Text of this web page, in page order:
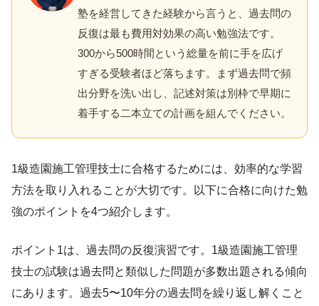
塾を経営してきた経験から言うと、過去問の
反復は最も費用対効果の高い勉強法です。
300から500時間という総量を前に手を広げ
すぎる受験者ほど落ちます。まず過去問で頻
出分野を洗い出し、記述対策は別枠で早期に
着手する二本立ての計画を組んでください。
1級造園施工管理技士に合格するためには、効率的な学習
方法を取り入れることが大切です。以下に合格に向けた勉
強のポイントを4つ紹介します。
ポイント1は、過去問の反復演習です。1級造園施工管理
技士の試験は過去問と類似した問題が多数出題される傾向
にあります。過去5〜10年分の過去問を繰り返し解くこと